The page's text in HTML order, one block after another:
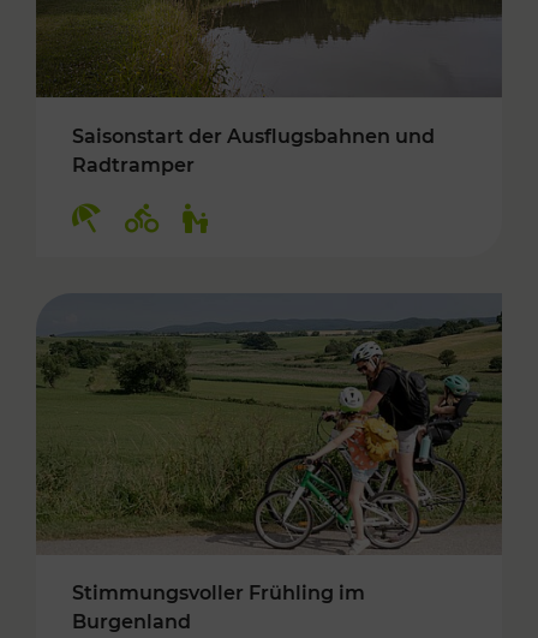
Saisonstart der Ausflugsbahnen und
Radtramper
Stimmungsvoller Frühling im
Burgenland